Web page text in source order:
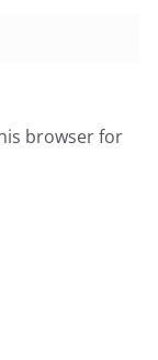
browser for